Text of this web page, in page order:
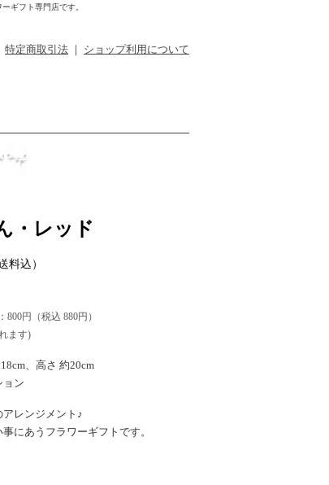
ギフト専門店です。
特定商取引法 ｜ ショップ利用について
・レッド
料込）
円（税込 880円）
ます)
、高さ 約20cm
ン
レンジメント♪
にあうフラワーギフトです。